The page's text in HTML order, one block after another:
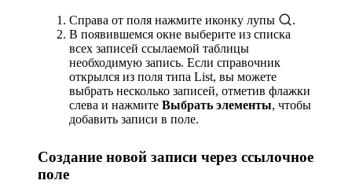
Справа от поля нажмите иконку лупы
.
В появившемся окне выберите из списка
всех записей ссылаемой таблицы
необходимую запись. Если справочник
открылся из поля типа List, вы можете
выбрать несколько записей, отметив флажки
слева и нажмите Выбрать элементы, чтобы
добавить записи в поле.
Создание новой записи через ссылочное
поле